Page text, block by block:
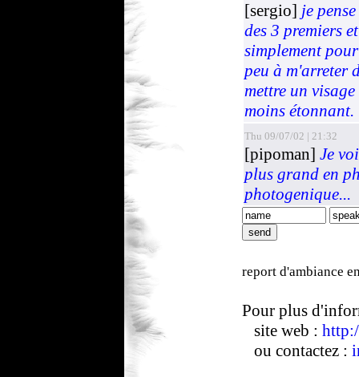
[sergio] je
des 3 premiers
simplement
peu à m'arreter
mettre un
moins étonnant.
Thu 09/07/02 | 21:32
[pipoman] Je
plus grand en
photogenique...
report d'ambiance
Pour plus
site web :
ou contactez :